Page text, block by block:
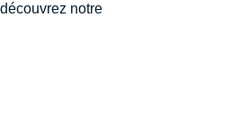
notre